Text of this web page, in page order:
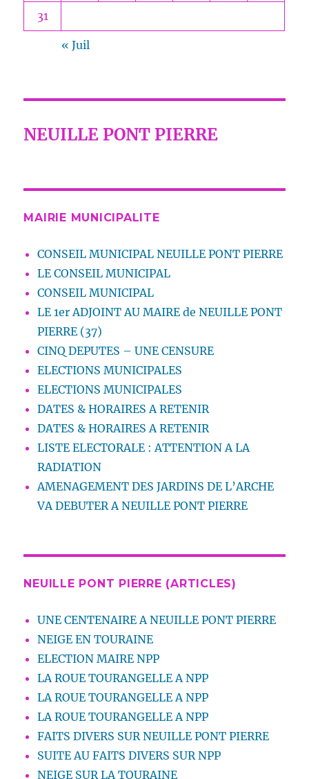
31
« Juil
NEUILLE PONT PIERRE
MAIRIE MUNICIPALITE
CONSEIL MUNICIPAL NEUILLE PONT PIERRE
LE CONSEIL MUNICIPAL
CONSEIL MUNICIPAL
LE 1er ADJOINT AU MAIRE de NEUILLE PONT
PIERRE (37)
CINQ DEPUTES – UNE CENSURE
ELECTIONS MUNICIPALES
ELECTIONS MUNICIPALES
DATES & HORAIRES A RETENIR
DATES & HORAIRES A RETENIR
LISTE ELECTORALE : ATTENTION A LA
RADIATION
AMENAGEMENT DES JARDINS DE L’ARCHE
VA DEBUTER A NEUILLE PONT PIERRE
NEUILLE PONT PIERRE (ARTICLES)
UNE CENTENAIRE A NEUILLE PONT PIERRE
NEIGE EN TOURAINE
ELECTION MAIRE NPP
LA ROUE TOURANGELLE A NPP
LA ROUE TOURANGELLE A NPP
LA ROUE TOURANGELLE A NPP
FAITS DIVERS SUR NEUILLE PONT PIERRE
SUITE AU FAITS DIVERS SUR NPP
NEIGE SUR LA TOURAINE